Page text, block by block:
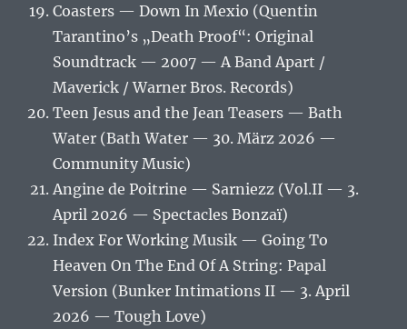
Coasters — Down In Mexio (Quentin
Tarantino’s „Death Proof“: Original
Soundtrack — 2007 — A Band Apart /
Maverick / Warner Bros. Records)
Teen Jesus and the Jean Teasers — Bath
Water (Bath Water — 30. März 2026 —
Community Music)
Angine de Poitrine — Sarniezz (Vol.II — 3.
April 2026 — Spectacles Bonzaï)
Index For Working Musik — Going To
Heaven On The End Of A String: Papal
Version (Bunker Intimations II — 3. April
2026 — Tough Love)